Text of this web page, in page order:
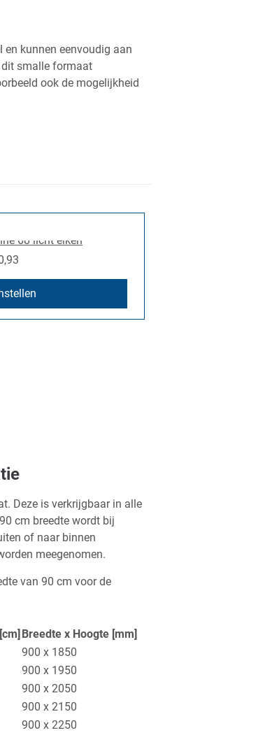
en kunnen eenvoudig aan
dit smalle formaat
ook de mogelijkheid
Deze is verkrijgbaar in alle
cm breedte wordt bij
of naar binnen
meegenomen.
van 90 cm voor de
Breedte x Hoogte [mm]
900 x 1850
900 x 1950
900 x 2050
900 x 2150
900 x 2250